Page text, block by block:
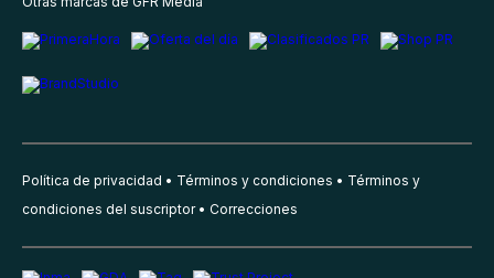
Política de privacidad Términos y condiciones
Términos y
condiciones del suscriptor
Correcciones